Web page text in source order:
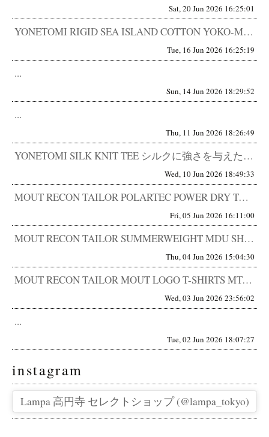
Sat, 20 Jun 2026 16:25:01
YONETOMI RIGID SEA ISLAND COTTON YOKO-MARUDO KNIT TEE 世界最高品質...
Tue, 16 Jun 2026 16:25:19
...
Sun, 14 Jun 2026 18:29:52
...
Thu, 11 Jun 2026 18:26:49
YONETOMI SILK KNIT TEE シルクに強さを与えた。 触った瞬間に、仕入れを決めた。 正直、こういうシル...
Wed, 10 Jun 2026 18:49:33
MOUT RECON TAILOR POLARTEC POWER DRY TACTICAL T-SHIRTS MT-19...
Fri, 05 Jun 2026 16:11:00
MOUT RECON TAILOR SUMMERWEIGHT MDU SHORTS MT-1906 違和感は、やがて基準...
Thu, 04 Jun 2026 15:04:30
MOUT RECON TAILOR MOUT LOGO T-SHIRTS MT-1910 機能の先に、都市がある。 昔は...
Wed, 03 Jun 2026 23:56:02
...
Tue, 02 Jun 2026 18:07:27
instagram
Lampa 高円寺 セレクトショップ (@lampa_tokyo)